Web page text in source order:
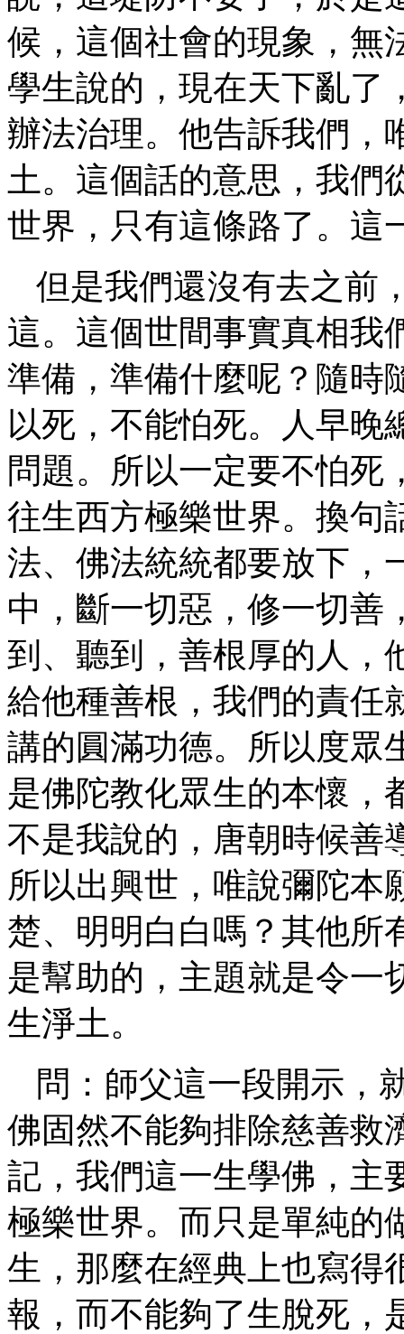
候，這個社會的現象，無
學生說的，現在天下亂了
辦法治理。他告訴我們，
土。這個話的意思，我們
世界，只有這條路了。這
但是我們還沒有去之前
這。這個世間事實真相我
準備，準備什麼呢？隨時
以死，不能怕死。人早晚
問題。所以一定要不怕死
往生西方極樂世界。換句
法、佛法統統都要放下，
中，斷一切惡，修一切善
到、聽到，善根厚的人，
給他種善根，我們的責任
講的圓滿功德。所以度眾
是佛陀教化眾生的本懷，
不是我說的，唐朝時候善
所以出興世，唯說彌陀本
楚、明明白白嗎？其他所
是幫助的，主題就是令一
生淨土。
問：師父這一段開示，
佛固然不能夠排除慈善救
記，我們這一生學佛，主
極樂世界。而只是單純的
生，那麼在經典上也寫得
報，而不能夠了生脫死，